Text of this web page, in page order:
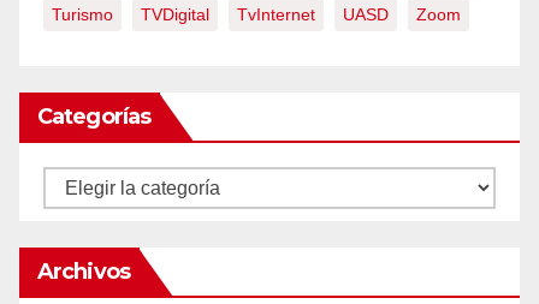
Turismo TVDigital TvInternet UASD Zoom
Categorías
Categorías
Archivos